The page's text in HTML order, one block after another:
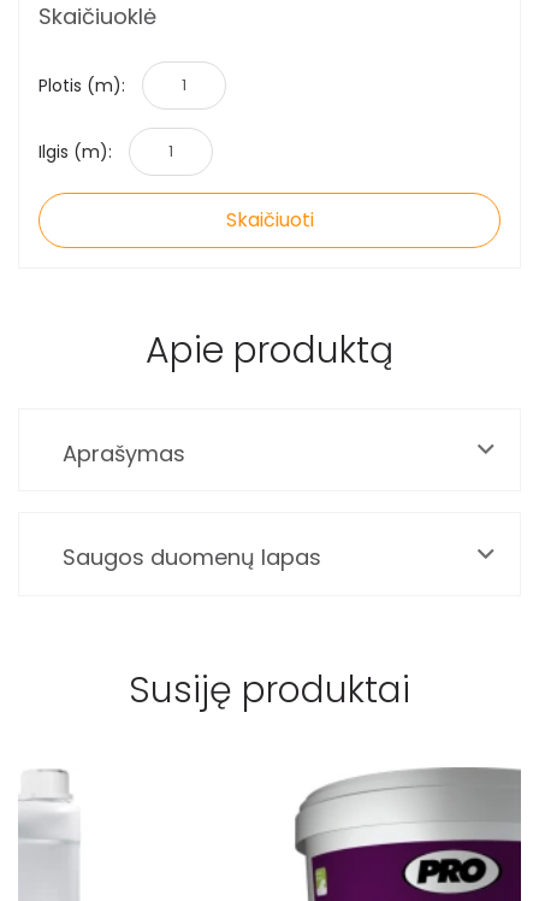
Skaičiuoklė
Plotis (m):
Ilgis (m):
Skaičiuoti
Apie produktą
Aprašymas
Saugos duomenų lapas
Susiję produktai